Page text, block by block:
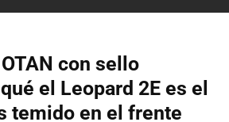
con sello
el Leopard 2E es el
temido en el frente